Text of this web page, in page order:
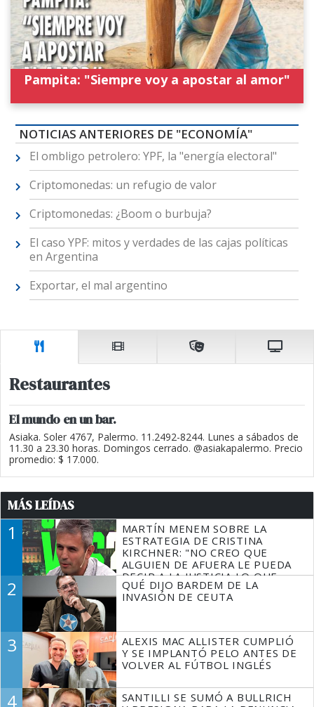
Pampita: "Siempre voy a apostar al amor"
NOTICIAS ANTERIORES DE "ECONOMÍA"
El ombligo petrolero: YPF, la "energía electoral"
Criptomonedas: un refugio de valor
Criptomonedas: ¿Boom o burbuja?
El caso YPF: mitos y verdades de las cajas políticas
en Argentina
Exportar, el mal argentino
Restaurantes
El mundo en un bar.
Asiaka. Soler 4767, Palermo. 11.2492-8244. Lunes a sábados de
11.30 a 23.30 horas. Domingos cerrado. @asiakapalermo. Precio
promedio: $ 17.000.
MÁS LEÍDAS
1
MARTÍN MENEM SOBRE LA
ESTRATEGIA DE CRISTINA
KIRCHNER: "NO CREO QUE
ALGUIEN DE AFUERA LE PUEDA
DECIR A LA JUSTICIA LO QUE
TIENE QUE HACER"
2
QUÉ DIJO BARDEM DE LA
INVASIÓN DE CEUTA
3
ALEXIS MAC ALLISTER CUMPLIÓ
Y SE IMPLANTÓ PELO ANTES DE
VOLVER AL FÚTBOL INGLÉS
4
SANTILLI SE SUMÓ A BULLRICH